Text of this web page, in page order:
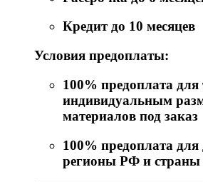
Кредит до 10 месяцев
Условия предоплаты:
100% предоплата для
индивидуальным
материалов под заказ
100% предоплата для
регионы РФ и